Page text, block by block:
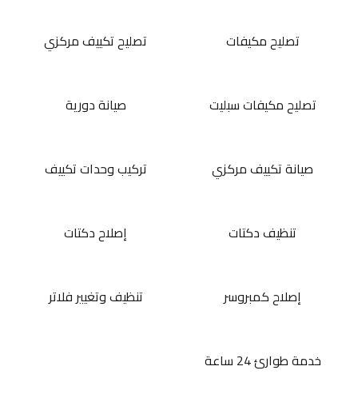
تصليح مكيفات تصليح تكييف مركزي
تصليح مكيفات سبليت صيانة دورية
صيانة تكييف مركزي تركيب وحدات تكييف
تنظيف دكتات إصلاح دكتات
إصلاح كمبروسر تنظيف وتغيير فلاتر
خدمة طوارئ 24 ساعة